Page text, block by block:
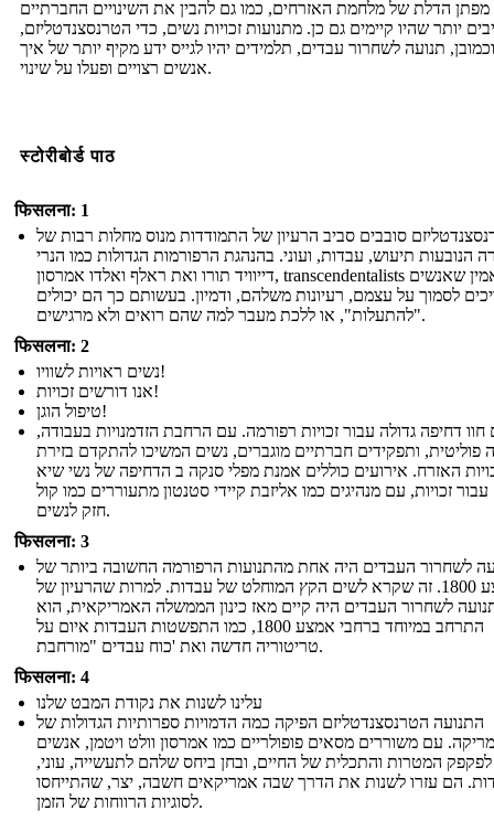
מפתן הדלת של מלחמת האזרחים, כמו גם להבין את השינויים החברתיים
יותר שהיו קיימים גם כן. מתנועות זכויות נשים, כדי הטרנסצנדטליזם,
וכמובן, תנועה לשחרור עבדים, תלמידים יהיו לגייס ידע מקיף יותר של איך
אנשים רצויים ופעלו על שינוי.
स्टोरीबोर्ड पाठ
फिसलना: 1
סובבים סביב הרעיון של התמודדות מנוס מחלות רבות של
הנובעות תיעוש, עבדות, ועוני. בהנהגת הרפורמות הגדולות כמו הנרי
דייוויד תורו ואת ראלף ואלדו אמרסון, transcendentalists האמין שאנשים
לסמוך על עצמם, רעיונות משלהם, ודמיון. בעשותם כך הם יכולים
"להתעלות", או ללכת מעבר למה שהם רואים ולא מרגישים.
फिसलना: 2
נשים ראויות לשוויו!
אנו דורשים זכויות!
טיפול הוגן!
חוו דחיפה גדולה עבור זכויות רפורמה. עם הרחבת הזדמנויות בעבודה,
פוליטית, ותפקידים חברתיים מוגברים, נשים המשיכו להתקדם בזירת
האזרח. אירועים כוללים אמנת מפלי סנקה ב הדחיפה של נשי שיא
1848 עבור זכויות, עם מנהיגים כמו אליזבת קיידי סטנטון מתעוררים כמו קול
חזק לנשים.
फिसलना: 3
לשחרור העבדים היה אחת מהתנועות הרפורמה החשובה ביותר של
אמצע 1800. זה שקרא לשים הקץ המוחלט של עבדות. למרות שהרעיון של
לשחרור העבדים היה קיים מאז כינון הממשלה האמריקאית, הוא
התרחב במיוחד ברחבי אמצע 1800, כמו התפשטות העבדות איום על
טריטוריה חדשה ואת 'כוח עבדים "מורחבת.
फिसलना: 4
עלינו לשנות את נקודת המבט שלנו
התנועה הטרנסצנדטליזם הפיקה כמה הדמויות ספרותיות הגדולות של
עם משוררים מסאים פופולריים כמו אמרסון וולט ויטמן, אנשים
המטרות והתכלית של החיים, ובחן ביחס שלהם לתעשייה, עוני,
הם עזרו לשנות את הדרך שבה אמריקאים חשבה, יצר, שהתייחסו
לסוגיות הרווחות של הזמן.